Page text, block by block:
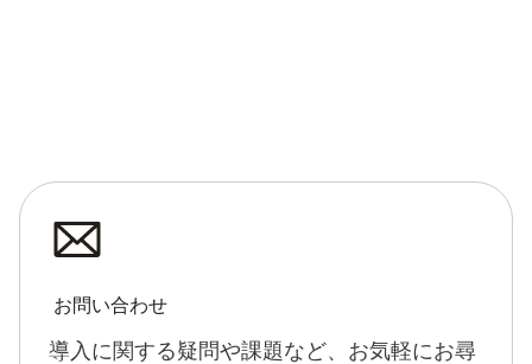
お問い合わせ
導入に関する疑問や課題など、お気軽にお尋